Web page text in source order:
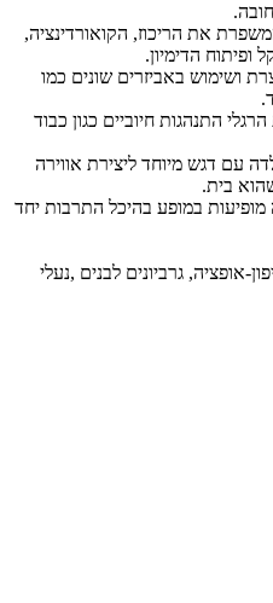
את הריכוז, הקואורדינציה,
ופיתוח הדימיון.
ושימוש באביזרים שונים כמו
התנהגות חיוביים כגון כבוד
עם דגש מיוחד ליצירת אווירה
בית.
מופיעות במופע בהיכל התרבות יחד
אופציה, גרביונים לבנים ,נעלי